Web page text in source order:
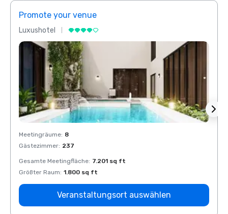
Promote your venue
Luxushotel
Meetingräume: 8
Gästezimmer: 237
Gesamte Meetingfläche: 7.201 sq ft
Größter Raum: 1.800 sq ft
Veranstaltungsort auswählen